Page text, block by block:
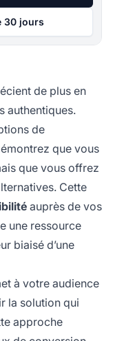
30 jours
de plus en
authentiques.
de
que vous
que vous offrez
Cette
auprès de vos
une ressource
biaisé d’une
à votre audience
la solution qui
approche